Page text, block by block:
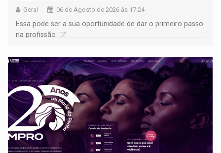
Geral 06 de Agosto de 2026 às 17:24
Essa pode ser a sua oportunidade de dar o primeiro passo
na profissão